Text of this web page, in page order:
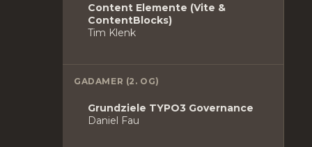
Content Elemente (Vite &
ContentBlocks)
Tim Klenk
GADAMER (2. OG)
Grundziele TYPO3 Governance
Daniel Fau